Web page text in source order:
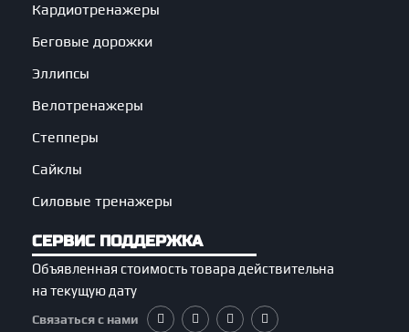
Кардиотренажеры
Беговые дорожки
Эллипсы
Велотренажеры
Степперы
Сайклы
Силовые тренажеры
СЕРВИС ПОДДЕРЖКА
Объявленная стоимость товара действительна
на текущую дату
Связаться с нами